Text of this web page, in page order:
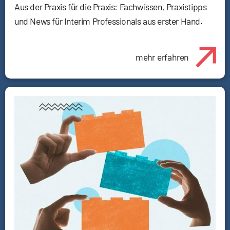
Aus der Praxis für die Praxis: Fachwissen, Praxistipps
und News für Interim Professionals aus erster Hand.
mehr erfahren